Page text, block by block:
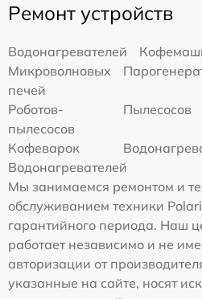
Ремонт устройств
Водонагревателей
Микроволновых
печей
Роботов-
пылесосов
Пылесосов
Кофеварок
Водонагревателей
Мы занимаемся ремонтом и
обслуживанием техники
гарантийного периода. Наш
работает независимо и не
авторизации от
указанные на сайте, носят